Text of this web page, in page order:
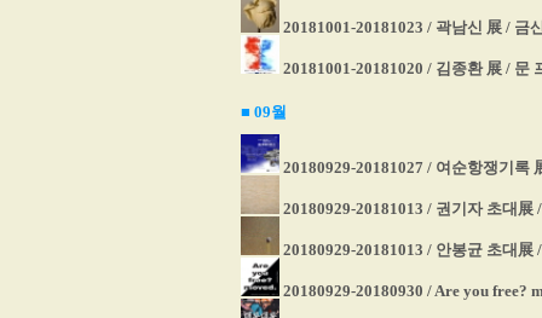
20181001-20181023 / 곽남신 展 / 금
20181001-20181020 / 김종환 展 / 문
■ 09월
20180929-20181027 / 여순항쟁기록
20180929-20181013 / 권기자 초대展
20180929-20181013 / 안봉균 초대展
20180929-20180930 / Are you free?